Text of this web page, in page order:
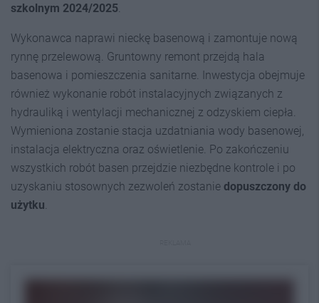
szkolnym 2024/2025
Wykonawca naprawi nieckę basenową i zamontuje nową
rynnę przelewową. Gruntowny remont przejdą hala
basenowa i pomieszczenia sanitarne. Inwestycja obejmuje
również wykonanie robót instalacyjnych związanych z
hydrauliką i wentylacji mechanicznej z odzyskiem ciepła.
Wymieniona zostanie stacja uzdatniania wody basenowej,
instalacja elektryczna oraz oświetlenie. Po zakończeniu
wszystkich robót basen przejdzie niezbędne kontrole i po
uzyskaniu stosownych zezwoleń zostanie dopuszczony do
użytku